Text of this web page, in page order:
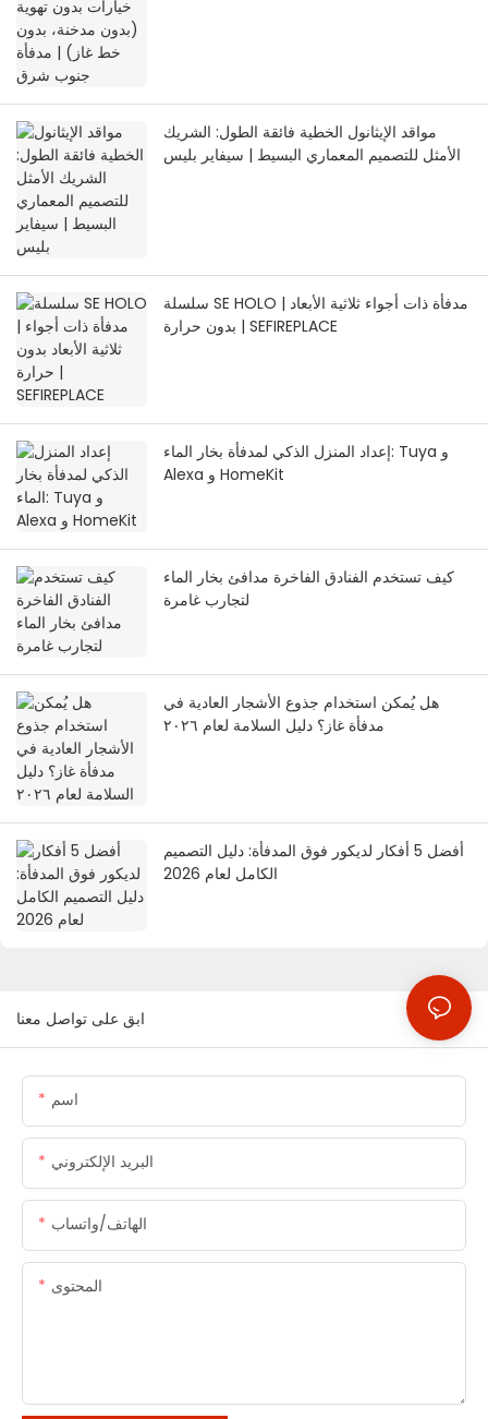
مواقد الإيثانول الخطية فائقة الطول: الشريك
الأمثل للتصميم المعماري البسيط | سيفاير بليس
سلسلة SE HOLO | مدفأة ذات أجواء ثلاثية الأبعاد
بدون حرارة | SEFIREPLACE
إعداد المنزل الذكي لمدفأة بخار الماء: Tuya و
Alexa و HomeKit
كيف تستخدم الفنادق الفاخرة مدافئ بخار الماء
لتجارب غامرة
هل يُمكن استخدام جذوع الأشجار العادية في
مدفأة غاز؟ دليل السلامة لعام ٢٠٢٦
أفضل 5 أفكار لديكور فوق المدفأة: دليل التصميم
الكامل لعام 2026
ابق على تواصل معنا
اسم
البريد الإلكتروني
الهاتف/واتساب
المحتوى